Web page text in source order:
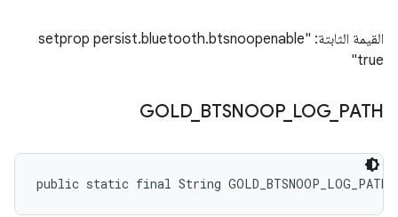
القيمة الثابتة: "setprop persist.bluetooth.btsnoopenable
true"
GOLD_ BTSNOOP_ LOG_ PATH
public static final String GOLD_BTSNOOP_LOG_PATH